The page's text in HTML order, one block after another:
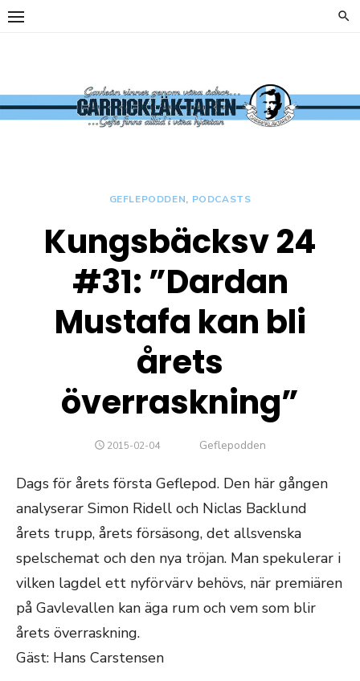
Hoppa
OFFICIELL
SUPPORTERKLUBB TILL
GEFLEPODDEN, PODCASTS
Kungsbäcksv 24
#31: ”Dardan
Mustafa kan bli
årets
överraskning”
PUBLICERAT
2015-02-04 Författare
Geflepodden
Dags för årets första Geflepod. Den här gången
analyserar Simon Ridell och Niclas Backlund
årets trupp, årets försäsong, det allsvenska
spelschemat och den nya tröjan. Man spekulerar i
vilken lagdel ett nyförvärv behövs, när premiären
på Gavlevallen kan äga rum och vem som blir
årets överraskning.
Gäst: Hans Carstensen